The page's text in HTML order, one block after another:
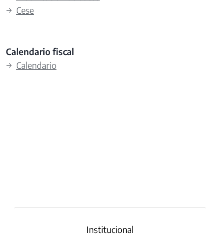
→ Cese
Calendario fiscal
→ Calendario
Institucional